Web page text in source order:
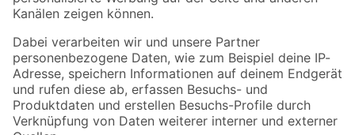
Folge uns
Zahlungsarten Versandarten